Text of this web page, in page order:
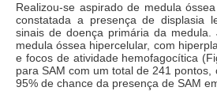
Realizou-se aspirado de medula
constatada a presença de displasia
sinais de doença primária da
medula óssea hipercelular, com
e focos de atividade hemofagocítica
para SAM com um total de 241
95% de chance da presença de SAM